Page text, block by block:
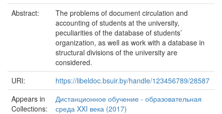
Abstract:
The problems of document circulation and
accounting of students at the university,
peculiarities of the database of students’
organization, as well as work with a database in
structural divisions of the university are
considered.
URI:
https://libeldoc.bsuir.by/handle/123456789/28587
Appears in
Collections:
Дистанционное обучение - образовательная
среда XXI века (2017)